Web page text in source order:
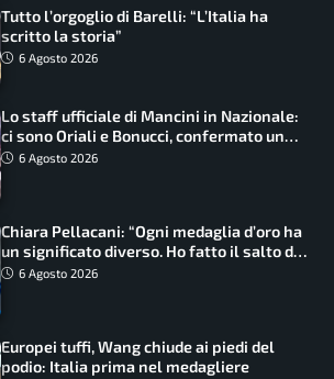
Tutto l’orgoglio di Barelli: “L’Italia ha
scritto la storia”
6 Agosto 2026
Lo staff ufficiale di Mancini in Nazionale:
ci sono Oriali e Bonucci, confermato un
ritorno
6 Agosto 2026
Chiara Pellacani: “Ogni medaglia d’oro ha
un significato diverso. Ho fatto il salto di
qualità”
6 Agosto 2026
Europei tuffi, Wang chiude ai piedi del
podio: Italia prima nel medagliere